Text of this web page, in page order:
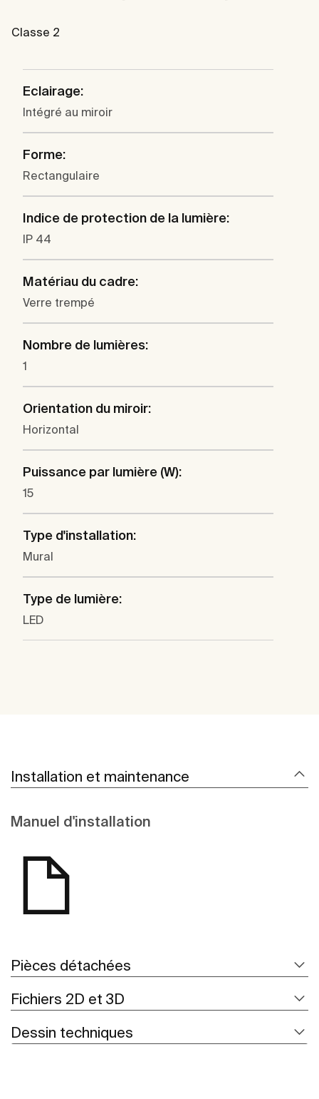
Classe 2
Eclairage:
Intégré au miroir
Forme:
Rectangulaire
Indice de protection de la lumière:
IP 44
Matériau du cadre:
Verre trempé
Nombre de lumières:
1
Orientation du miroir:
Horizontal
Puissance par lumière (W):
15
Type d'installation:
Mural
Type de lumière:
LED
Installation et maintenance
Manuel d'installation
Pièces détachées
Fichiers 2D et 3D
Dessin techniques